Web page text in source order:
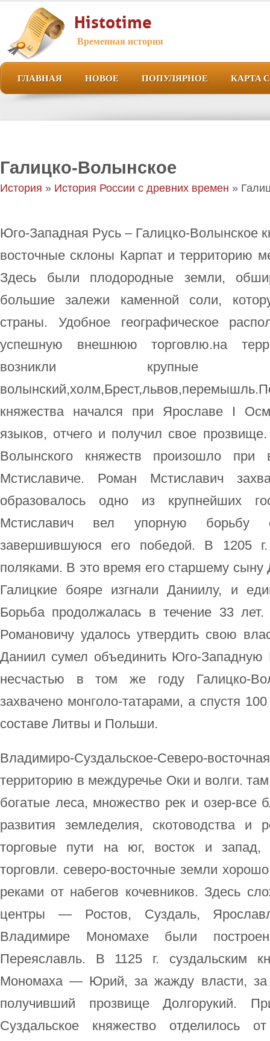
Histotime
Временная история
ГЛАВНАЯ НОВОЕ ПОПУЛЯРНОЕ КАРТА
Галицко-Волынское
История » История России с древних времен »
Юго-Западная Русь – Галицко-Волынское
восточные склоны Карпат и территорию
Здесь были плодородные земли,
большие залежи каменной соли,
страны. Удобное географическое
успешную внешнюю торговлю.на
возникли крупные
княжества начался при Ярославе I
языков, отчего и получил свое
Волынского княжеств произошло при
Мстиславиче. Роман Мстиславич
образовалось одно из крупнейших
Мстиславич вел упорную борьбу
завершившуюся его победой. В 1205
поляками. В это время его старшему сыну
Галицкие бояре изгнали Даниилу, и
Борьба продолжалась в течение 33
Романовичу удалось утвердить свою
Даниил сумел объединить Юго-
несчастью в том же году Галицко-
захвачено монголо-татарами, а спустя
составе Литвы и Польши.
Владимиро-Суздальское-Северо-
территорию в междуречье Оки и волги.
богатые леса, множество рек и озер-все
развития земледелия, скотоводства и
торговые пути на юг, восток и запад,
торговли. северо-восточные земли
реками от набегов кочевников. Здесь
центры — Ростов, Суздаль,
Владимире Мономахе были
Переяславль. В 1125 г. суздальским
Мономаха — Юрий, за жажду власти, за
получивший прозвище Долгорукий.
Суздальское княжество отделилось